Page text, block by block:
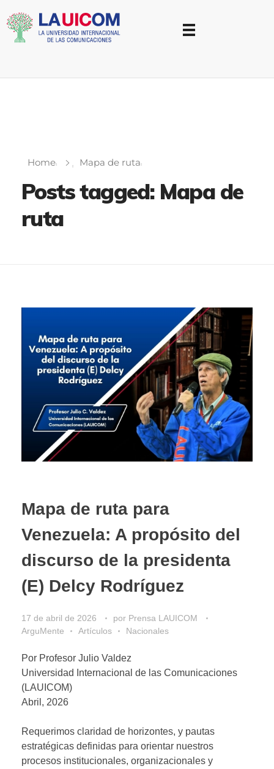
Home Mapa de ruta
Posts tagged: Mapa de
ruta
Mapa de ruta para
Venezuela: A propósito del
discurso de la presidenta
(E) Delcy Rodríguez
17 de abril de 2026 por Prensa LAUICOM
ArguMente
Artículos Nacionales
Por Profesor Julio Valdez
Universidad Internacional de las Comunicaciones
(LAUICOM)
Abril, 2026
Requerimos claridad de horizontes, y pautas
estratégicas definidas para orientar nuestros
procesos institucionales, organizacionales y